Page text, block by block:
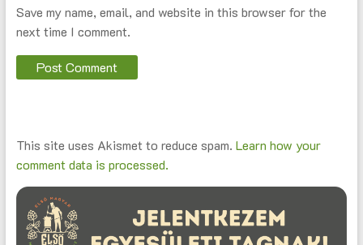
Save my name, email, and website in this browser for the
next time I comment.
This site uses Akismet to reduce spam. Learn how your
comment data is processed.